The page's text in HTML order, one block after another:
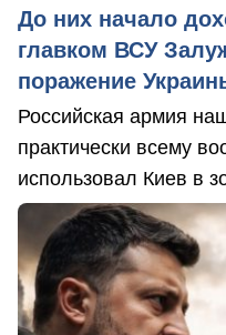
До них начало
главком ВСУ
поражение
Российская армия
практически всему
использовал Киев в